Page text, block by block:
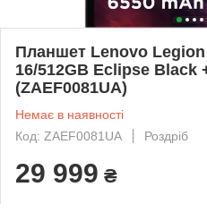
Планшет Lenovo Legion
16/512GB Eclipse Black
(ZAEF0081UA)
Немає в наявності
Код: ZAEF0081UA
Роздріб
29 999 ₴